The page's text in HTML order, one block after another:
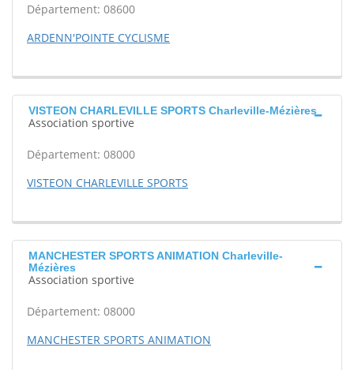
Département: 08600
ARDENN'POINTE CYCLISME
VISTEON CHARLEVILLE SPORTS Charleville-Mézières
Association sportive
Département: 08000
VISTEON CHARLEVILLE SPORTS
MANCHESTER SPORTS ANIMATION Charleville-
Mézières
Association sportive
Département: 08000
MANCHESTER SPORTS ANIMATION